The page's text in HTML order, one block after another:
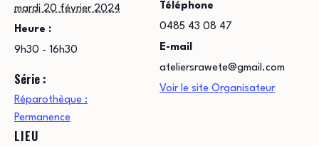
mardi 20 février 2024
Heure :
9h30 - 16h30
Série :
Réparothèque :
Permanence
LIEU
Téléphone
0485 43 08 47
E-mail
ateliersrawete@gmail.com
Voir le site Organisateur